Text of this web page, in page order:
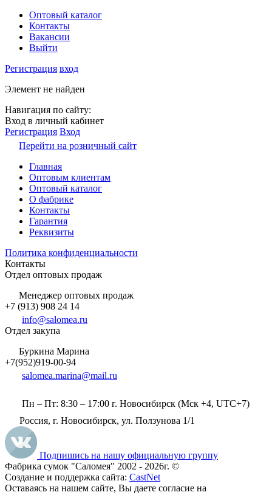
Оптовый каталог
Контакты
Вакансии
Выйти
Регистрация вход
Элемент не найден
Навигация по сайту:
Вход в личный кабинет
Регистрация Вход
Перейти на розничный сайт
Главная
Оптовым клиентам
Оптовый каталог
О фабрике
Контакты
Гарантия
Реквизиты
Политика конфиденциальности
Контакты
Отдел оптовых продаж
Менеджер оптовых продаж
+7 (913) 908 24 14
info@salomea.ru
Отдел закупа
Буркина Марина
+7(952)919-00-94
salomea.marina@mail.ru
Пн – Пт: 8:30 – 17:00 г. Новосибирск (Мск +4, UTC+7)
Россия, г. Новосибирск, ул. Ползунова 1/1
Подпишись на нашу официальную группу
Фабрика сумок "Саломея" 2002 - 2026г. ©
Создание и поддержка сайта: CastNet
Оставаясь на нашем сайте, Вы даете согласие на